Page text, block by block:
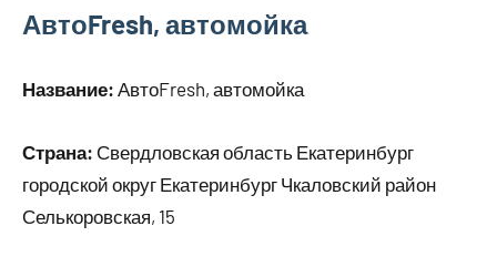
АвтоFresh, автомойка
Название: АвтоFresh, автомойка
Страна: Свердловская область Екатеринбург
городской округ Екатеринбург Чкаловский район
Селькоровская, 15